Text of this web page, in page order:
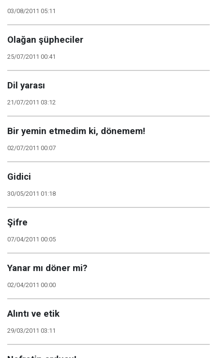
03/08/2011 05:11
Olağan şüpheciler
25/07/2011 00:41
Dil yarası
21/07/2011 03:12
Bir yemin etmedim ki, dönemem!
02/07/2011 00:07
Gidici
30/05/2011 01:18
Şifre
07/04/2011 00:05
Yanar mı döner mi?
02/04/2011 00:00
Alıntı ve etik
29/03/2011 03:11